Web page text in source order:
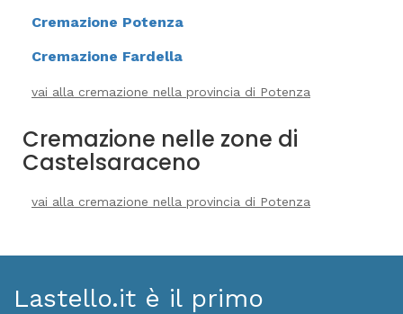
Cremazione Potenza
Cremazione Fardella
vai alla cremazione nella provincia di Potenza
Cremazione nelle zone di
Castelsaraceno
vai alla cremazione nella provincia di Potenza
Lastello.it è il primo